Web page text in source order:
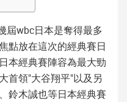
屆wbc日本是奪得最多
點放在這次的經典賽日
日本經典賽陣容為最大勁
首領"大谷翔平"以及另
鈴木誠也等日本經典賽